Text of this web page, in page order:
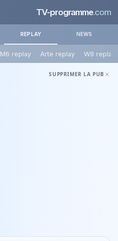
TV-programme.com
REPLAY NEWS
M6 replay Arte replay W9 replay
SUPPRIMER LA PUB